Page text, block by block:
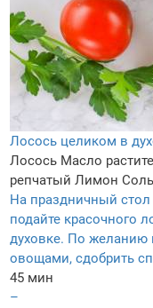
Лосось целиком в
Лосось Масло
репчатый Лимон Соль
На праздничный стол
подайте красочного
духовке. По
овощами, сдобрить
45 мин
–